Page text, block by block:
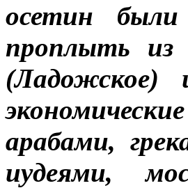
осетин
проплыть
арабами,
иудеями,